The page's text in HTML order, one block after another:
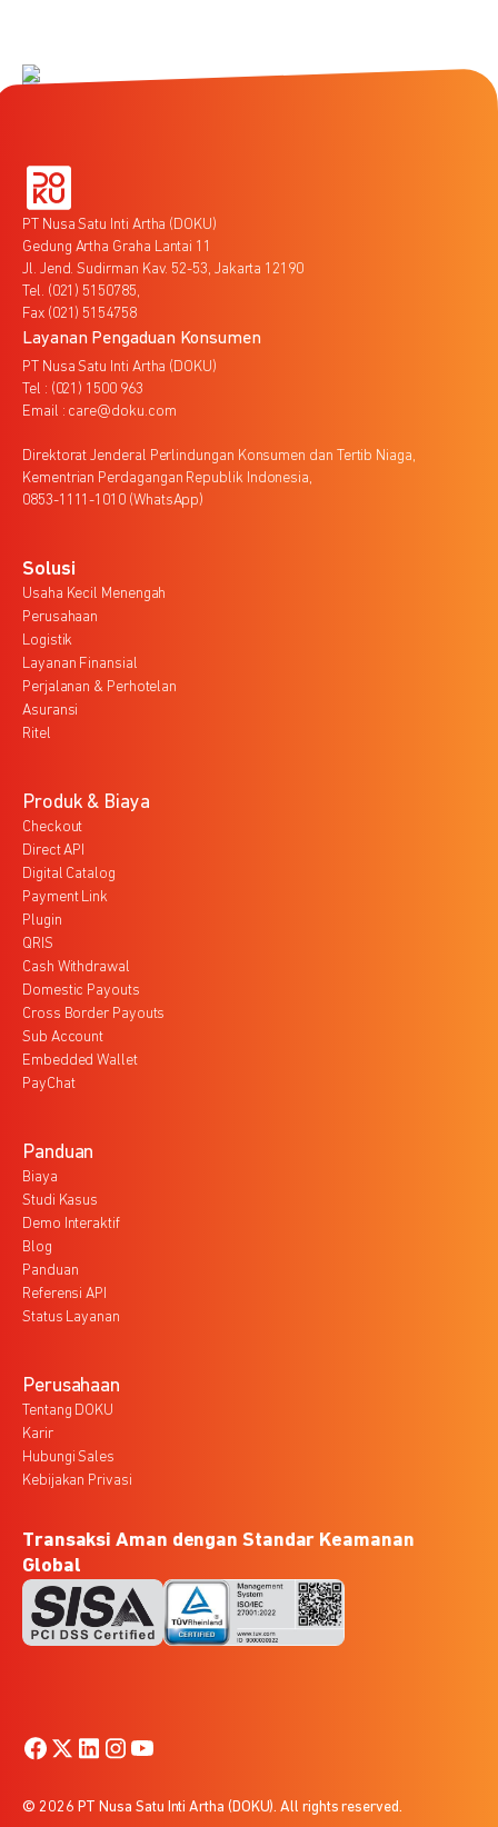
PT Nusa Satu Inti Artha (DOKU)
Gedung Artha Graha Lantai 11
Jl. Jend. Sudirman Kav. 52-53, Jakarta 12190
Tel. (021) 5150785,
Fax (021) 5154758
Layanan Pengaduan Konsumen
PT Nusa Satu Inti Artha (DOKU)
Tel : (021) 1500 963
Email : care@doku.com
Direktorat Jenderal Perlindungan Konsumen dan Tertib Niaga,
Kementrian Perdagangan Republik Indonesia,
0853-1111-1010 (WhatsApp)
Solusi
Usaha Kecil Menengah
Perusahaan
Logistik
Layanan Finansial
Perjalanan & Perhotelan
Asuransi
Ritel
Produk & Biaya
Checkout
Direct API
Digital Catalog
Payment Link
Plugin
QRIS
Cash Withdrawal
Domestic Payouts
Cross Border Payouts
Sub Account
Embedded Wallet
PayChat
Panduan
Biaya
Studi Kasus
Demo Interaktif
Blog
Panduan
Referensi API
Status Layanan
Perusahaan
Tentang DOKU
Karir
Hubungi Sales
Kebijakan Privasi
Transaksi Aman dengan Standar Keamanan
Global
© 2026 PT Nusa Satu Inti Artha (DOKU). All rights reserved.